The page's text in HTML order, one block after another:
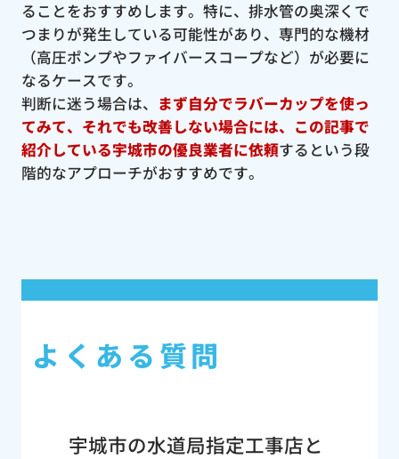
ることをおすすめします。特に、排水管の奥深くで
つまりが発生している可能性があり、専門的な機材
（高圧ポンプやファイバースコープなど）が必要に
なるケースです。
判断に迷う場合は、 まず自分でラバーカップを使っ
てみて、それでも改善しない場合には、この記事で
紹介している宇城市の優良業者に依頼するという段
階的なアプローチがおすすめです。
よくある質問
宇城市の水道局指定工事店と